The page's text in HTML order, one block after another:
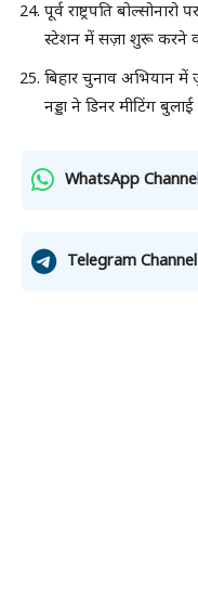
पूर्व राष्ट्रपति
स्टेशन में सज़ा शुरू करने
बिहार चुनाव अभियान
नड्डा ने डिनर मीटिंग बुलाई
WhatsApp
Telegram Channel